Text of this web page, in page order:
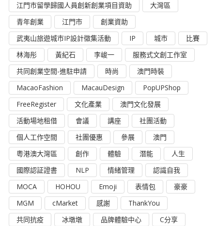
江門市留學歸國人員創新創業項目資助
大灣區
青年創業
江門市
創業資助
武夷山旅遊城市IP設計徵集活動
IP 城市
比賽
林海彤
黃紀石 李峻一
服務式文創工作室
共同創業空間-進駐申請
時尚
澳門時裝
MacaoFashion
MacauDesign
PopUPShop
FreeRegister
文化產業
澳門文化發展
活動場地租借
會議 講座
社團活動
個人工作空間
社團優惠 參展
澳門
粵港澳大灣區
創作 體驗 潛能
人生
國際認証證書
NLP 情緒管理
認識自我
MOCA
HOHOU Emoji 表情包
豪豪
MGM
cMarket 感謝
ThankYou
共同抗疫
冰墩墩 品牌體驗中心
C分享